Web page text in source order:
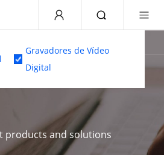
products and solutions
Gravadores de Vídeo
Digital